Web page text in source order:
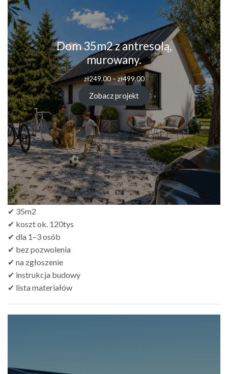
Dom 35m2 z antresolą,
murowany.
zł249.00–zł499.00Zakres
cen:
od
zł249.00
do
zł499.00
Zobacz projekt
✔ 35m2
✔ koszt ok. 120tys
✔ dla 1–3 osób
✔ bez pozwolenia
✔ na zgłoszenie
✔ instrukcja budowy
✔ lista materiałów